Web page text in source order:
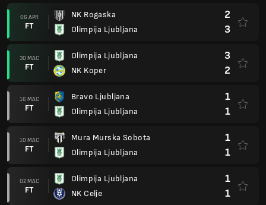
06 APR
FT
NK Rogaska
Olimpija Ljubljana
2
3
30 MAC
FT
Olimpija Ljubljana
NK Koper
3
2
16 MAC
FT
Bravo Ljubljana
Olimpija Ljubljana
1
1
10 MAC
FT
Mura Murska Sobota
Olimpija Ljubljana
1
1
02 MAC
FT
Olimpija Ljubljana
NK Celje
1
1